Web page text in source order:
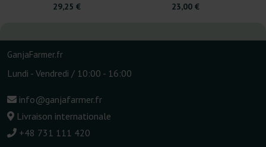
29,25 €
23,00 €
GanjaFarmer.fr
Lundi - Vendredi / 10:00 - 16:00
info@ganjafarmer.fr
Livraison internationale
+48 731 111 420